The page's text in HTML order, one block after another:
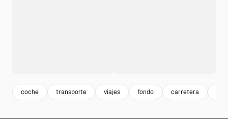
coche transporte viajes fondo carretera